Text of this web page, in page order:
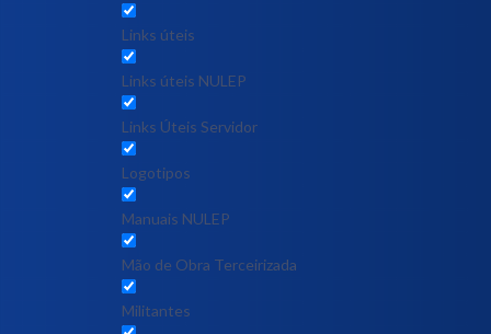
Links úteis
Links úteis NULEP
Links Úteis Servidor
Logotipos
Manuais NULEP
Mão de Obra Terceirizada
Militantes